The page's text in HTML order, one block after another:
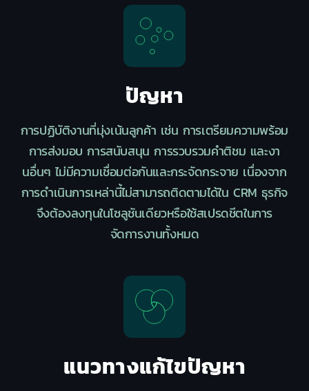
ปัญหา
การปฏิบัติงานที่มุ่งเน้นลูกค้า เช่น การเตรียมความพร้อม
การส่งมอบ การสนับสนุน การรวบรวมคำติชม และงา
นอื่นๆ ไม่มีความเชื่อมต่อกันและกระจัดกระจาย เนื่องจาก
การดำเนินการเหล่านี้ไม่สามารถติดตามได้ใน CRM ธุรกิจ
จึงต้องลงทุนในโซลูชันเดียวหรือใช้สเปรดชีตในการ
จัดการงานทั้งหมด
แนวทางแก้ไขปัญหา